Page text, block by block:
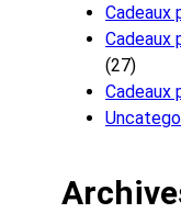
Cadeaux
Cadeaux
(27)
Cadeaux